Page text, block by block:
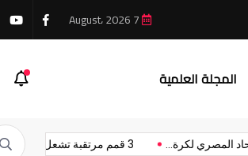
المجلة العلمية
3 قمم مرتقبة تشعل... رسمياً.. الاتحاد المصري لكرة...